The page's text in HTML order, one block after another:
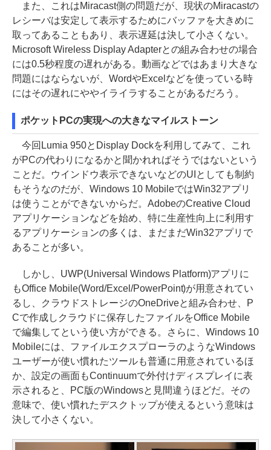
また、これはMiracast側の問題だが、現状のMiracastの
レシーバは安定して表示するためにバッファを大きめに
取ってあることもあり、表示遅延は決して小さくない。
Microsoft Wireless Display Adapterとの組み合わせの場合
には0.5秒程度の遅れがある。動画などではあまり大きな
問題にはならないが、WordやExcelなどを使っている時
にはその遅れにややイライラすることがあるだろう。
ポケットPCの実現への大きなマイルストーン
今回Lumia 950とDisplay Dockを利用してみて、これ
がPCの代わりになるかと聞かれればそうではないという
ことだ。ウインドウ表示できないなどのUIとしても制約
もそうなのだが、Windows 10 MobileではWin32アプリ
は使うことができないからだ。AdobeのCreative Cloud
アプリケーションなどを始め、特に生産性向上に利用す
るアプリケーションの多くは、まだまだWin32アプリで
あることが多い。
しかし、UWP(Universal Windows Platform)アプリに
もOffice Mobile(Word/Excel/PowerPoint)が用意されてい
るし、クラウドストレージのOneDriveと組み合わせ、P
Cで作成しクラウドに保存したファイルをOffice Mobile
で編集してという使い方ができる。さらに、Windows 10
Mobileには、ファイルエクスプローラのようなWindows
ユーザーが使い慣れたツールも普通に用意されているほ
か、設定の画面もContinuumで外付けディスプレイに表
示されると、PC版のWindowsと見間違うほどだ。その
意味で、使い慣れたデスクトップが使えるという意味は
決して小さくない。